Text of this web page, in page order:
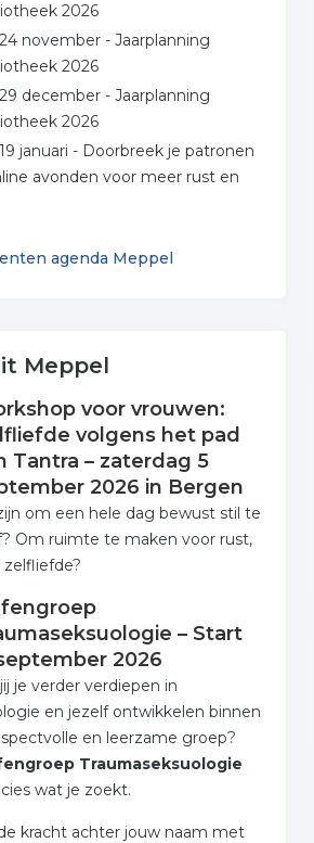
2026
november - Jaarplanning
2026
december - Jaarplanning
2026
januari - Doorbreek je patronen
avonden voor meer rust en
agenda Meppel
Meppel
voor vrouwen:
volgens het pad
Tantra – zaterdag 5
2026 in Bergen
om een hele dag bewust stil te
Om ruimte te maken voor rust,
– Start
2026
je verder verdiepen in
en jezelf ontwikkelen binnen
en leerzame groep?
Traumaseksuologie
wat je zoekt.
kracht achter jouw naam met